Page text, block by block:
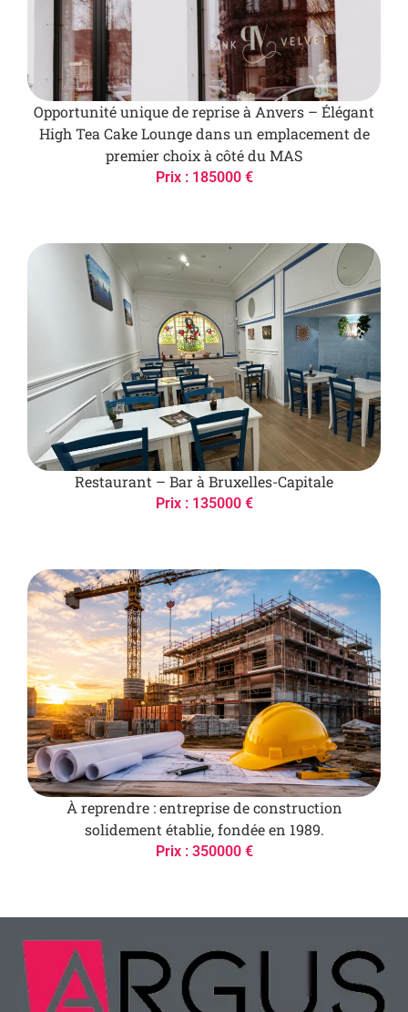
Opportunité unique de reprise à Anvers – Élégant
High Tea Cake Lounge dans un emplacement de
premier choix à côté du MAS
Prix : 185000 €
Restaurant – Bar à Bruxelles-Capitale
Prix : 135000 €
À reprendre : entreprise de construction
solidement établie, fondée en 1989.
Prix : 350000 €